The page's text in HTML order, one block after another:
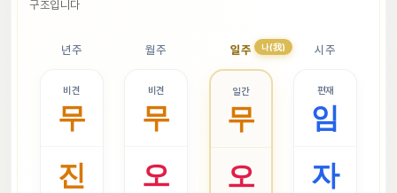
구조입니다
시주
편재
임
자
일주
일간
무
오
나(我)
월주
비견
무
오
년주
비견
무
진